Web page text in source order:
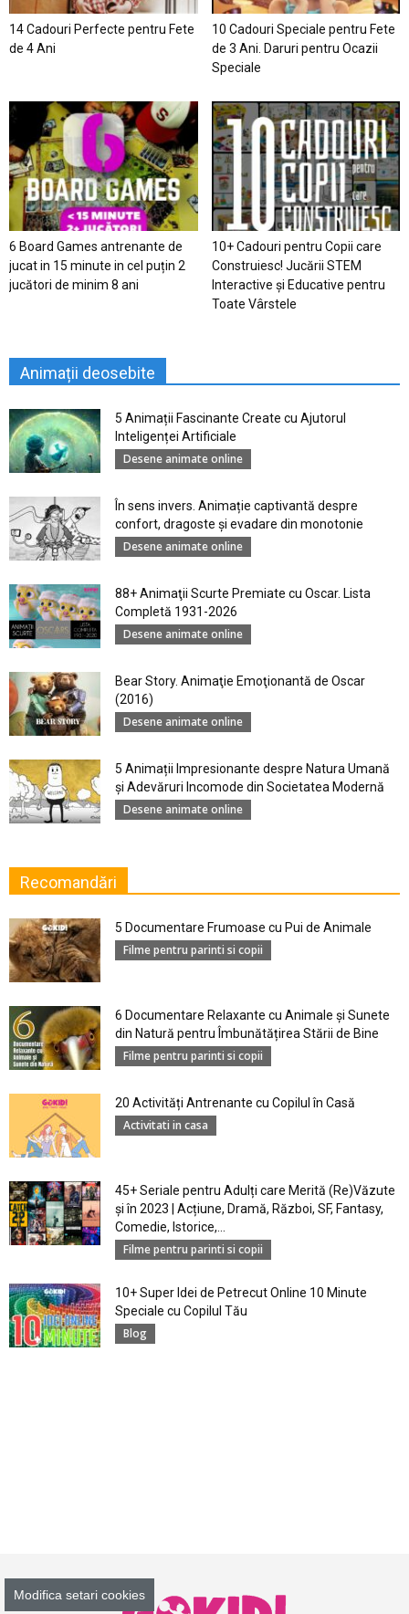
14 Cadouri Perfecte pentru Fete
de 4 Ani
10 Cadouri Speciale pentru Fete
de 3 Ani. Daruri pentru Ocazii
Speciale
6 Board Games antrenante de
jucat in 15 minute in cel puțin 2
jucători de minim 8 ani
10+ Cadouri pentru Copii care
Construiesc! Jucării STEM
Interactive și Educative pentru
Toate Vârstele
Animații deosebite
5 Animații Fascinante Create cu Ajutorul
Inteligenței Artificiale
Desene animate online
În sens invers. Animație captivantă despre
confort, dragoste și evadare din monotonie
Desene animate online
88+ Animaţii Scurte Premiate cu Oscar. Lista
Completă 1931-2026
Desene animate online
Bear Story. Animaţie Emoţionantă de Oscar
(2016)
Desene animate online
5 Animații Impresionante despre Natura Umană
şi Adevăruri Incomode din Societatea Modernă
Desene animate online
Recomandări
5 Documentare Frumoase cu Pui de Animale
Filme pentru parinti si copii
6 Documentare Relaxante cu Animale și Sunete
din Natură pentru Îmbunătățirea Stării de Bine
Filme pentru parinti si copii
20 Activități Antrenante cu Copilul în Casă
Activitati in casa
45+ Seriale pentru Adulți care Merită (Re)Văzute
și în 2023 | Acțiune, Dramă, Război, SF, Fantasy,
Comedie, Istorice,...
Filme pentru parinti si copii
10+ Super Idei de Petrecut Online 10 Minute
Speciale cu Copilul Tău
Blog
Modifica setari cookies